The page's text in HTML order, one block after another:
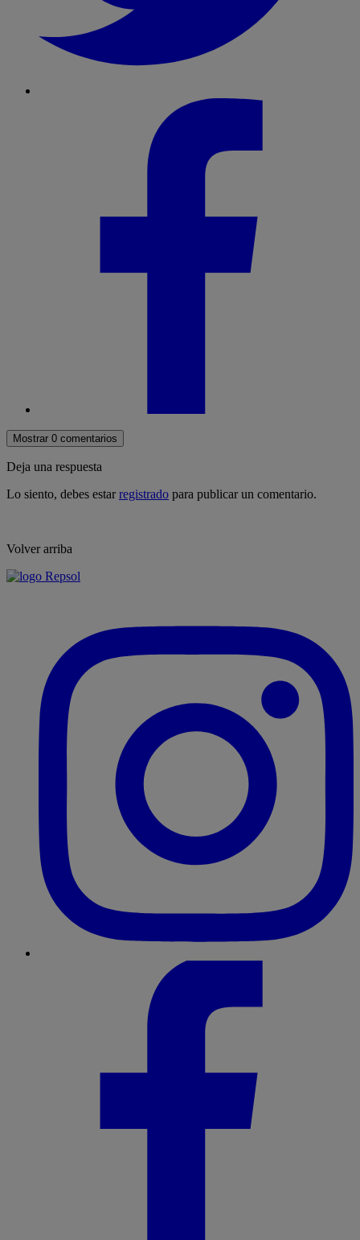
Mostrar 0 comentarios
Deja una respuesta
Lo siento, debes estarregistrado para publicar un comentario.
Volver arriba